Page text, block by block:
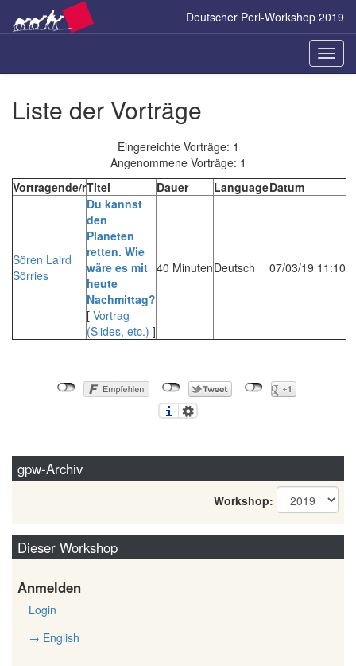
Inhalt
springen
Deutscher Perl-Workshop 2019
ein-/
Liste der Vorträge
Eingereichte Vorträge: 1
Angenommene Vorträge: 1
Vortragende/rTitel Dauer LanguageDatum
Sören Laird
Sörries
‎Du kannst
den
Planeten
retten. Wie
wäre es mit
heute
Nachmittag?‎
[ Vortrag
(Slides, etc.) ]
40 MinutenDeutsch 07/03/19 11:10
gpw-Archiv
Workshop:
Dieser Workshop
Anmelden
Login
→ English